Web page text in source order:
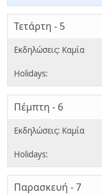
Τετάρτη - 5
Πέμπτη - 6
Παρασκευή - 7